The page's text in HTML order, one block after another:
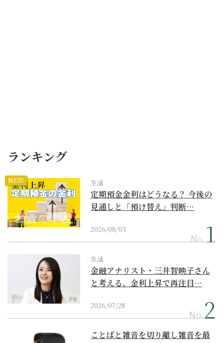
ランキング
NEW 生活
定期預金金利はどうなる？ 今後の
見通しと「預け替え」判断…
2026/08/03
No.
PR
生活
金融アナリスト・三井智映子さん
と考える、金利上昇で再注目…
2026/07/28
No.
ことばと雑音を切り離し雑音を最